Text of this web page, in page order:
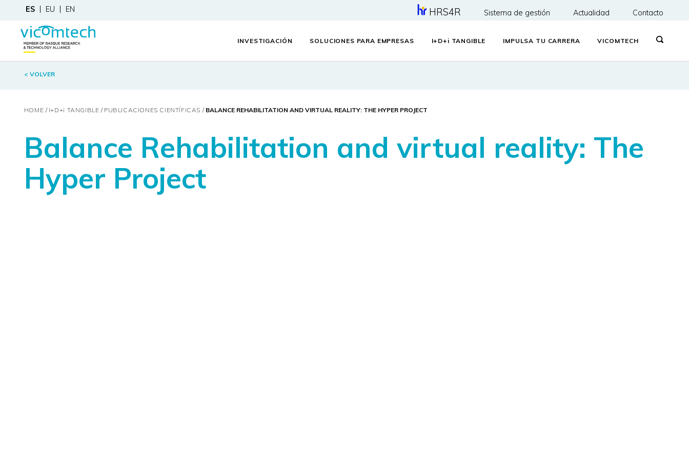
ES EU EN HRS4R Sistema de gestión Actualidad Contacto
INVESTIGACIÓN SOLUCIONES PARA EMPRESAS I+D+ i TANGIBLE IMPULSA TU CARRERA VICOMTECH
< VOLVER
HOME I+D+i TANGIBLE PUBLICACIONES CIENTÍFICAS BALANCE REHABILITATION AND VIRTUAL REALITY: THE HYPER PROJECT
Balance Rehabilitation and virtual reality: The
Hyper Project